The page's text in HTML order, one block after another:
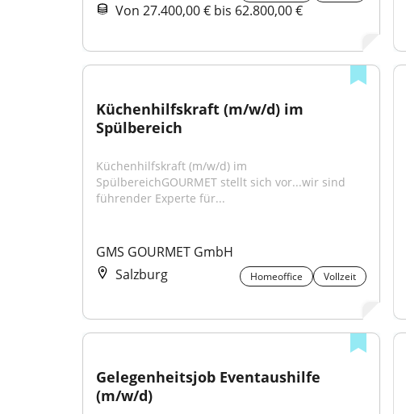
Von 27.400,00 € bis 62.800,00 €
Küchenhilfskraft (m/w/d) im
Spülbereich
Küchenhilfskraft (m/w/d) im
SpülbereichGOURMET stellt sich vor...wir sind
führender Experte für...
GMS GOURMET GmbH
Salzburg
Homeoffice Vollzeit
Gelegenheitsjob Eventaushilfe
(m/w/d)